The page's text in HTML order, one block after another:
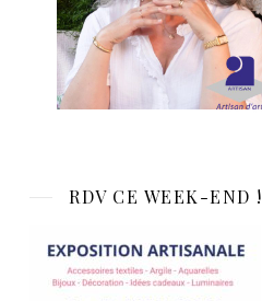
RDV CE WEEK-END !